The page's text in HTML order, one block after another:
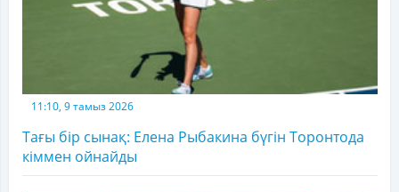
11:10, 9 тамыз 2026
Тағы бір сынақ: Елена Рыбакина бүгін Торонтода
кіммен ойнайды